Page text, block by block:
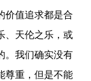
价值追求都是合
、天伦之乐，或
。我们确实没有
尊重，但是不能